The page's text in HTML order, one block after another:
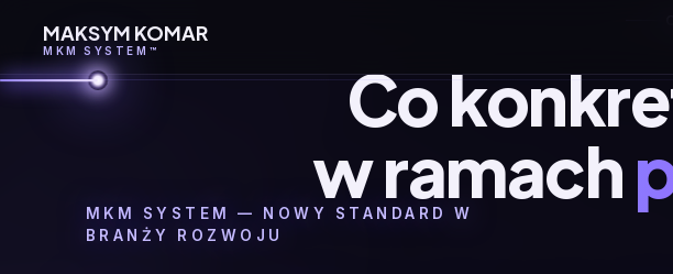
MAKSYM KOMAR
MKM SYSTEM™
MKM SYSTEM — NOWY STANDARD W
BRANŻY ROZWOJU
Co
w ramach